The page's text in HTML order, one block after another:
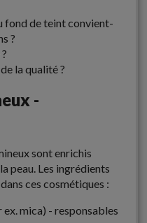
fond de teint convient-
?
la qualité ?
-
sont enrichis
peau. Les ingrédients
ces cosmétiques :
ex. mica) - responsables